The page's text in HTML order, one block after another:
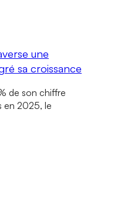
une
sa croissance
de son chiffre
en 2025, le